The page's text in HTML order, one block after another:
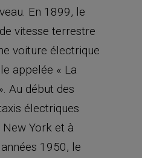
En 1899, le
vitesse terrestre
voiture électrique
appelée « La
Au début des
électriques
York et à
1950, le